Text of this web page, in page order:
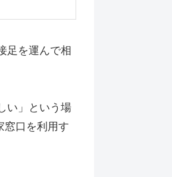
足を運んで相
い」という場
窓口を利用す